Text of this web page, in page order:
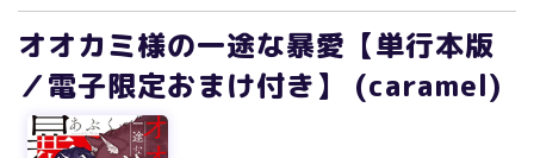
オオカミ様の一途な暴愛【単行本版
／電子限定おまけ付き】 (caramel)